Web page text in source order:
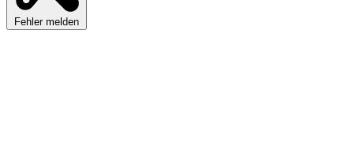
Fehler melden